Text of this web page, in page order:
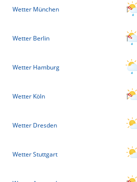
Wetter München
Wetter Berlin
Wetter Hamburg
Wetter Köln
Wetter Dresden
Wetter Stuttgart